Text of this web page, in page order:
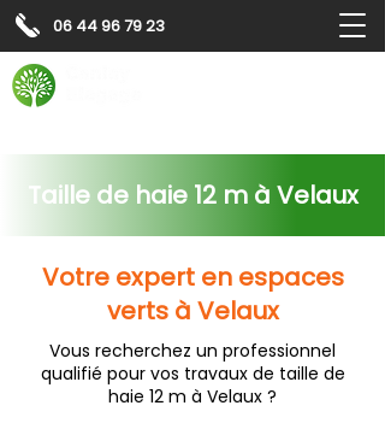
06 44 96 79 23
Taille de haie 12 m à Velaux
Votre expert en espaces
verts à Velaux
Vous recherchez un professionnel
qualifié pour vos travaux de taille de
haie 12 m à Velaux ?